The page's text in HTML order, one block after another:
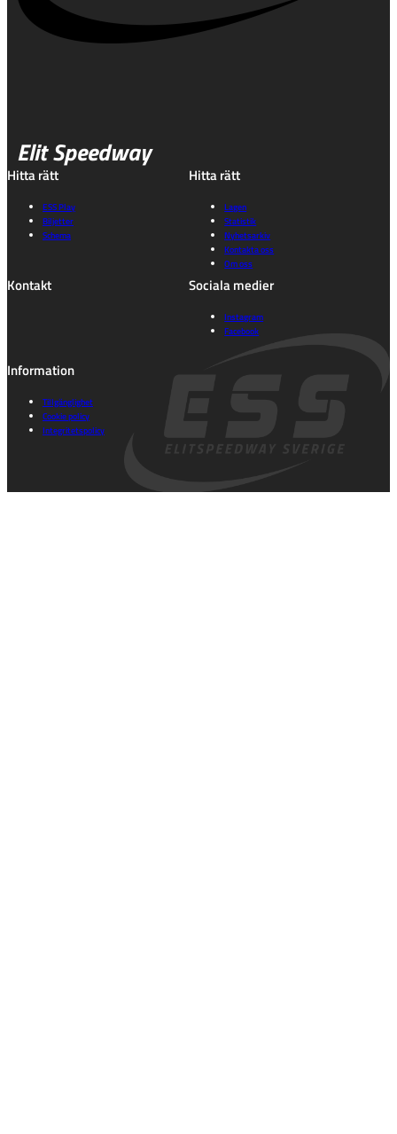
Elit Speedway
Hitta rätt
ESS Play
Biljetter
Schema
Hitta rätt
Lagen
Statistik
Nyhetsarkiv
Kontakta oss
Om oss
Kontakt Sociala medier
Instagram
Facebook
Information
Tillgänglighet
Cookie policy
Integritetspolicy